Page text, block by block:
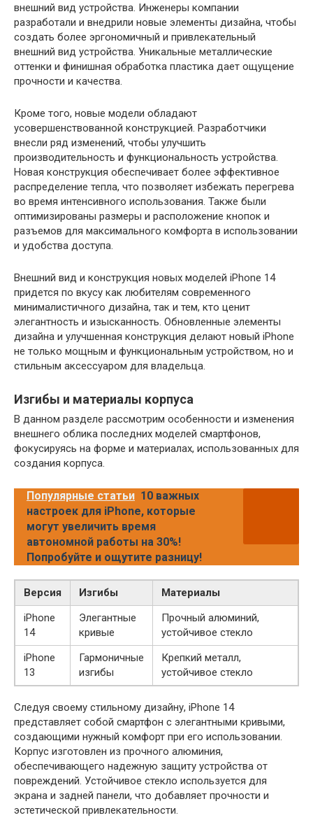
внешний вид устройства. Инженеры компании
разработали и внедрили новые элементы дизайна, чтобы
создать более эргономичный и привлекательный
внешний вид устройства. Уникальные металлические
оттенки и финишная обработка пластика дает ощущение
прочности и качества.
Кроме того, новые модели обладают
усовершенствованной конструкцией. Разработчики
внесли ряд изменений, чтобы улучшить
производительность и функциональность устройства.
Новая конструкция обеспечивает более эффективное
распределение тепла, что позволяет избежать перегрева
во время интенсивного использования. Также были
оптимизированы размеры и расположение кнопок и
разъемов для максимального комфорта в использовании
и удобства доступа.
Внешний вид и конструкция новых моделей iPhone 14
придется по вкусу как любителям современного
минималистичного дизайна, так и тем, кто ценит
элегантность и изысканность. Обновленные элементы
дизайна и улучшенная конструкция делают новый iPhone
не только мощным и функциональным устройством, но и
стильным аксессуаром для владельца.
Изгибы и материалы корпуса
В данном разделе рассмотрим особенности и изменения
внешнего облика последних моделей смартфонов,
фокусируясь на форме и материалах, использованных для
создания корпуса.
Популярные статьи 10 важных
настроек для iPhone, которые
могут увеличить время
автономной работы на 30%!
Попробуйте и ощутите разницу!
Версия Изгибы
Материалы
iPhone
14
Элегантные
кривые
Прочный алюминий,
устойчивое стекло
iPhone
13
Гармоничные
изгибы
Крепкий металл,
устойчивое стекло
Следуя своему стильному дизайну, iPhone 14
представляет собой смартфон с элегантными кривыми,
создающими нужный комфорт при его использовании.
Корпус изготовлен из прочного алюминия,
обеспечивающего надежную защиту устройства от
повреждений. Устойчивое стекло используется для
экрана и задней панели, что добавляет прочности и
эстетической привлекательности.